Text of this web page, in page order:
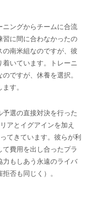
ニングからチームに合流
に間に合わなかったの
南米組なのですが、彼
着いています。トレーニ
ですが、休養を選択。
す。
選の直接対決を行った
アとイグアインを加え
てきています。彼らが利
費用を出し合ったプラ
力もしあう永遠のライバ
否も同じく）。